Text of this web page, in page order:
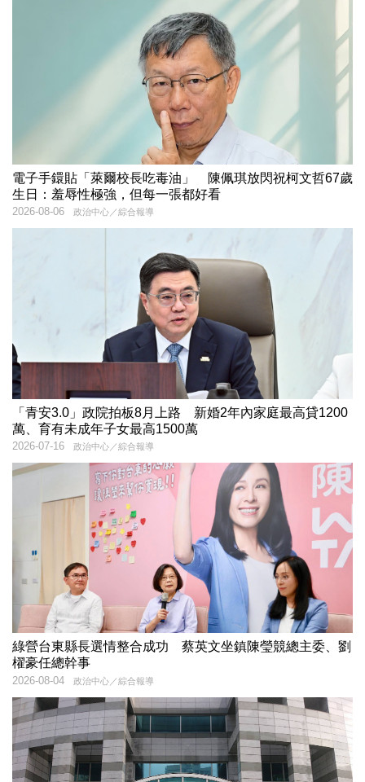
電子手鐶貼「萊爾校長吃毒油」 陳佩琪放閃祝柯文哲67歲
生日：羞辱性極強，但每一張都好看
政治中心／綜合報導
2026-08-06
「青安3.0」政院拍板8月上路 新婚2年內家庭最高貸1200
萬、育有未成年子女最高1500萬
政治中心／綜合報導
2026-07-16
綠營台東縣長選情整合成功 蔡英文坐鎮陳瑩競總主委、劉
櫂豪任總幹事
政治中心／綜合報導
2026-08-04